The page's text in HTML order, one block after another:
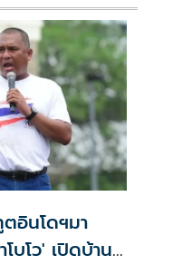
อินโดฯมา
บโว' เปิดบ้าน